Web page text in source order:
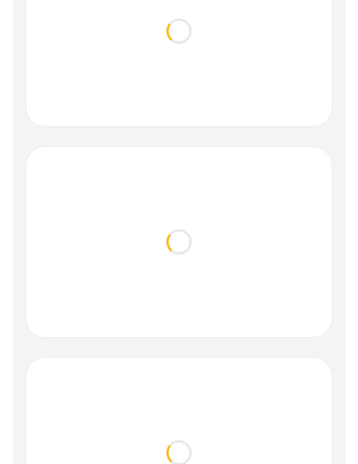
Loading...
Loading...